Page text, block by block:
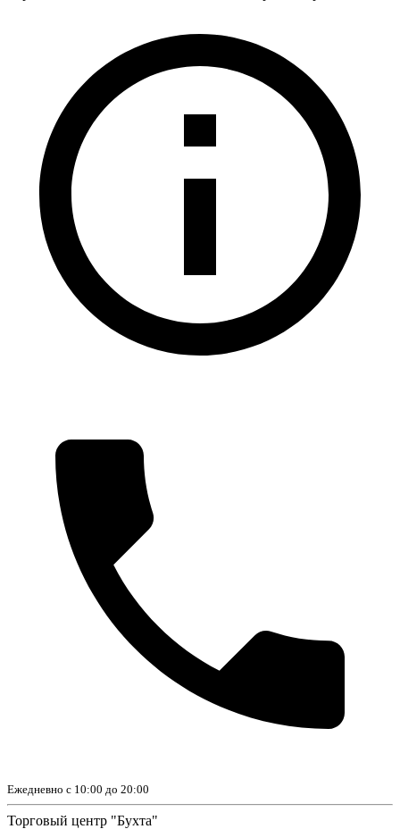
Ежедневно с 10:00 до 20:00
Торговый центр "Бухта"